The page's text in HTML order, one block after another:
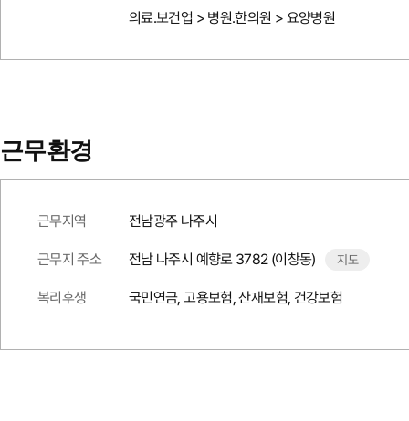
의료.보건업 > 병원.한의원 > 요양병원
근무환경
근무지역 전남광주 나주시
근무지 주소 전남 나주시 예향로 3782 (이창동) 지도
복리후생 국민연금, 고용보험, 산재보험, 건강보험